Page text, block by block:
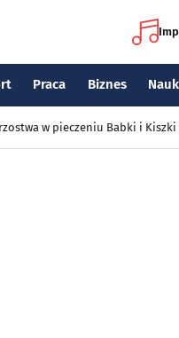
Praca Biznes
w pieczeniu Babki i